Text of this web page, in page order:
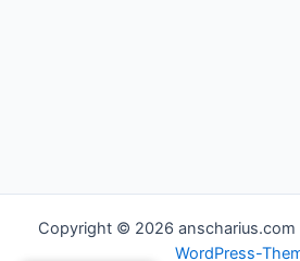
Copyright © 2026 anscharius.com
WordPress-